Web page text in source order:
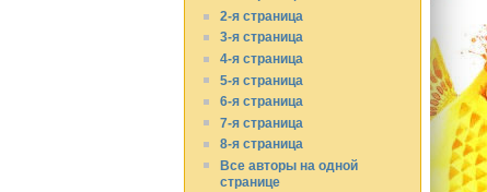
2-я страница
3-я страница
4-я страница
5-я страница
6-я страница
7-я страница
8-я страница
Все авторы на одной
странице